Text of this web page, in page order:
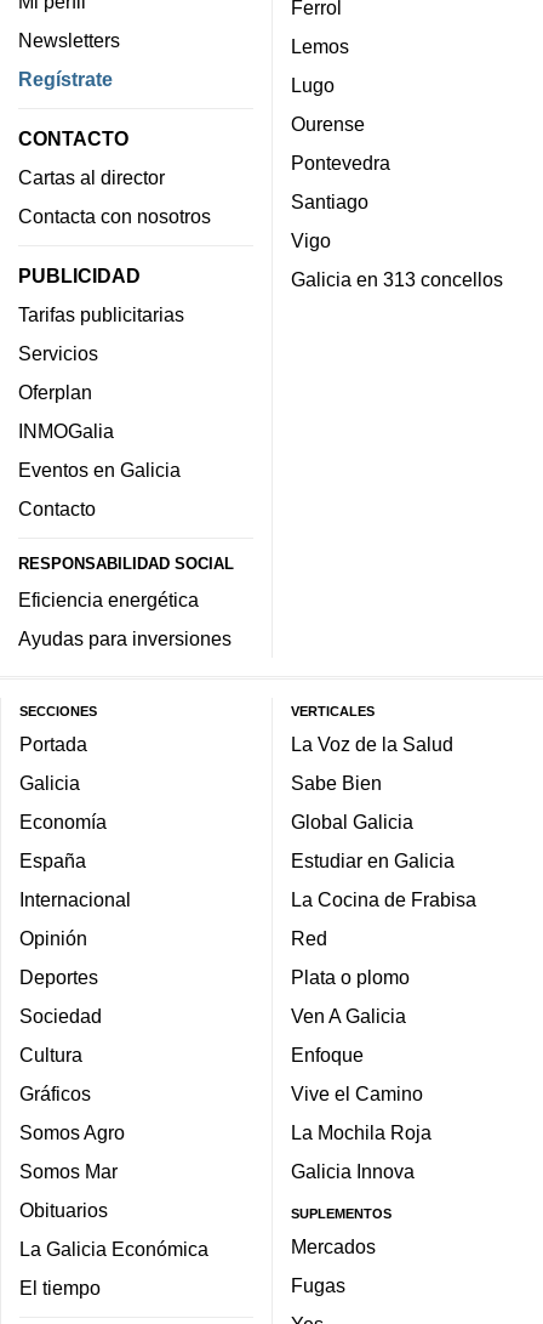
Newsletters
Regístrate
CONTACTO
Cartas al director
Contacta con nosotros
PUBLICIDAD
Tarifas publicitarias
Servicios
Oferplan
INMOGalia
Eventos en Galicia
Contacto
RESPONSABILIDAD SOCIAL
Eficiencia energética
Ayudas para inversiones
Ferrol
Lemos
Lugo
Ourense
Pontevedra
Santiago
Vigo
Galicia en 313 concellos
SECCIONES
Portada
Galicia
Economía
España
Internacional
Opinión
Deportes
Sociedad
Cultura
Gráficos
Somos Agro
Somos Mar
Obituarios
La Galicia Económica
El tiempo
VERTICALES
La Voz de la Salud
Sabe Bien
Global Galicia
Estudiar en Galicia
La Cocina de Frabisa
Red
Plata o plomo
Ven A Galicia
Enfoque
Vive el Camino
La Mochila Roja
Galicia Innova
SUPLEMENTOS
Mercados
Fugas